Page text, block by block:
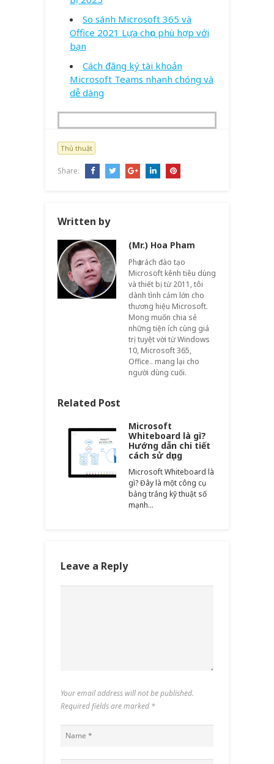
So sánh Microsoft 365 và
Office 2021 Lựa chọn phù hợp với
bạn
Cách đăng ký tài khoản
Microsoft Teams nhanh chóng và
dễ dàng
Thủ thuật
Share:
Written by
(Mr.) Hoa Pham
Phụ trách đào tạo
Microsoft kênh tiêu dùng
và thiết bị từ 2011, tôi
dành tình cảm lớn cho
thương hiệu Microsoft.
Mong muốn chia sẻ
những tiện ích cùng giá
trị tuyệt vời từ Windows
10, Microsoft 365,
Office.. mang lại cho
người dùng cuối.
Related Post
Microsoft
Whiteboard là gì?
Hướng dẫn chi tiết
cách sử dụng
Microsoft Whiteboard là
gì? Đây là một công cụ
bảng trắng kỹ thuật số
mạnh…
Leave a Reply
Your email address will not be published.
Required fields are marked *